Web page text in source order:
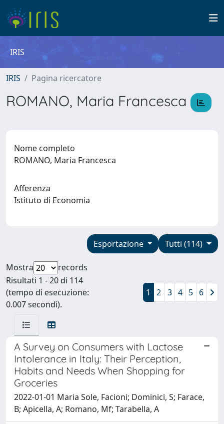
IRIS
IRIS Pagina ricercatore
ROMANO, Maria Francesca
Nome completo
ROMANO, Maria Francesca
Afferenza
Istituto di Economia
Tutti (114)
Esportazione
Mostra
records
Risultati 1 - 20 di 114
(tempo di esecuzione:
0.007 secondi).
1 2 3 4 5 6
A Survey on Consumers with Lactose
Intolerance in Italy: Their Perception,
Habits and Needs When Shopping for
Groceries
2022-01-01 Maria Sole, Facioni; Dominici, S; Farace,
B; Apicella, A; Romano, Mf; Tarabella, A